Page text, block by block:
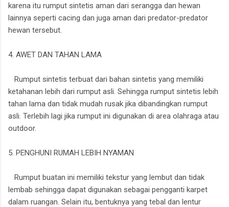
karena itu rumput sintetis aman dari serangga dan hewan
lainnya seperti cacing dan juga aman dari predator-predator
hewan tersebut.
4. AWET DAN TAHAN LAMA
Rumput sintetis terbuat dari bahan sintetis yang memiliki
ketahanan lebih dari rumput asli. Sehingga rumput sintetis lebih
tahan lama dan tidak mudah rusak jika dibandingkan rumput
asli. Terlebih lagi jika rumput ini digunakan di area olahraga atau
outdoor.
5. PENGHUNI RUMAH LEBIH NYAMAN
Rumput buatan ini memiliki tekstur yang lembut dan tidak
lembab sehingga dapat digunakan sebagai pengganti karpet
dalam ruangan. Selain itu, bentuknya yang tebal dan lentur